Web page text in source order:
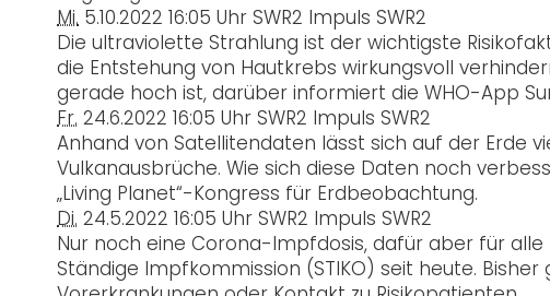
Mi. 5.10.2022 16:05 Uhr SWR2 Impuls SWR2
Die ultraviolette Strahlung ist der wichtigste
die Entstehung von Hautkrebs wirkungsvoll
gerade hoch ist, darüber informiert die WHO-App
Fr. 24.6.2022 16:05 Uhr SWR2 Impuls SWR2
Anhand von Satellitendaten lässt sich auf der Erde
Vulkanausbrüche. Wie sich diese Daten noch
„Living Planet“-Kongress für Erdbeobachtung.
Di. 24.5.2022 16:05 Uhr SWR2 Impuls SWR2
Nur noch eine Corona-Impfdosis, dafür aber für alle
Ständige Impfkommission (STIKO) seit heute.